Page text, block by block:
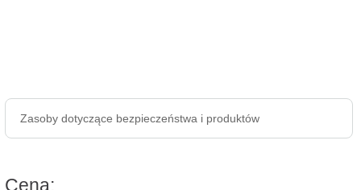
Zasoby dotyczące bezpieczeństwa i produktów
Cena: